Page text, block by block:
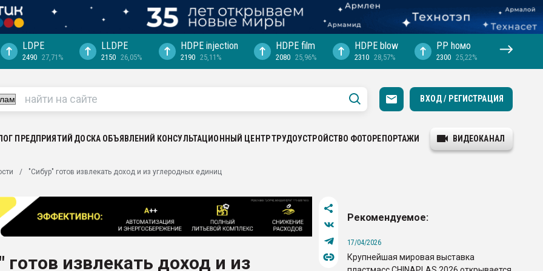
выходит на
рынке
LDPE
2490 27,71%
LLDPE
2150 26,05%
HDPE injection
2190 25,11%
HDPE film
2080 25,96%
HDPE blow
2310 28,57%
PP hомо
2300 25,22%
ВХОД / РЕГИСТРАЦИЯ
ПРЕДПРИЯТИЙ ДОСКА ОБЪЯВЛЕНИЙ КОНСУЛЬТАЦИОННЫЙ ЦЕНТРТРУДОУСТРОЙСТВО ФОТОРЕПОРТАЖИ ВИДЕОКАНАЛ
"Сибур" готов извлекать доход и из углеродных единиц
готов извлекать доход и из
Рекомендуемое:
17/04/2026
Крупнейшая мировая выставка